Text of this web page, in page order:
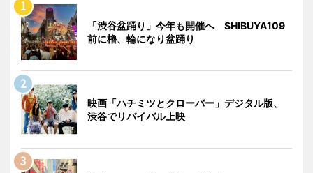
「渋谷盆踊り」今年も開催へ SHIBUYA109
前に櫓、輪になり盆踊り
映画「ハチミツとクローバー」デジタル版、
渋谷でリバイバル上映